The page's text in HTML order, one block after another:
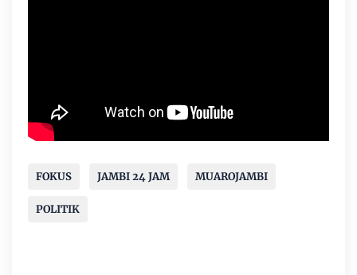
FOKUS JAMBI 24 JAM MUAROJAMBI
POLITIK